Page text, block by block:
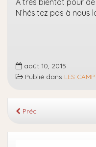
N’hésitez pas à nous
août 10, 2015
Publié dans LES
Préc.